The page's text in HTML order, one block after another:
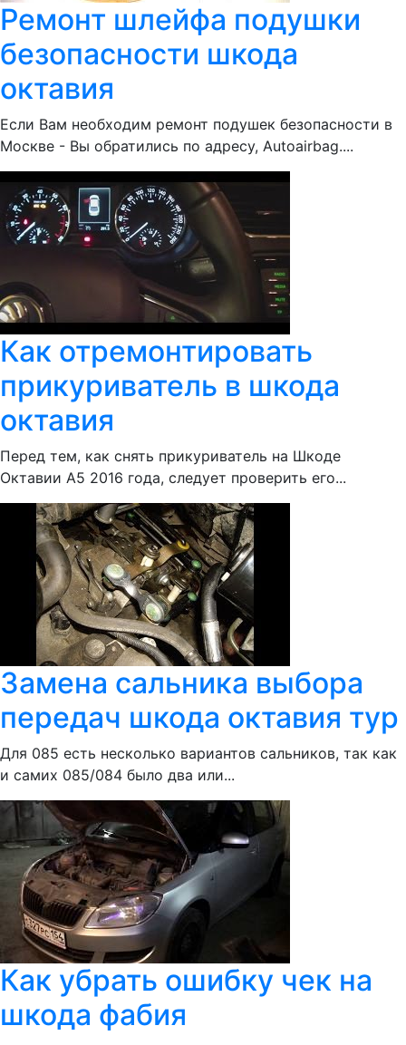
Ремонт шлейфа подушки
безопасности шкода
октавия
Если Вам необходим ремонт подушек безопасности в
Москве - Вы обратились по адресу, Autoairbag....
Как отремонтировать
прикуриватель в шкода
октавия
Перед тем, как снять прикуриватель на Шкоде
Октавии А5 2016 года, следует проверить его...
Замена сальника выбора
передач шкода октавия тур
Для 085 есть несколько вариантов сальников, так как
и самих 085/084 было два или...
Как убрать ошибку чек на
шкода фабия